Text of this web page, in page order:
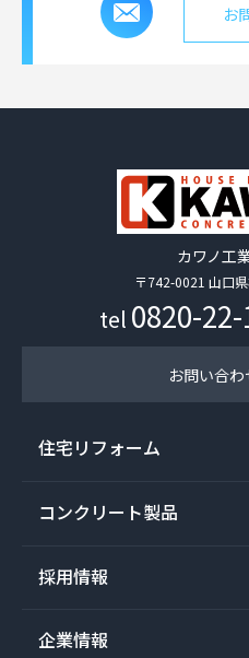
お
カワノ工
〒742-0021 山口
tel 0820-
お問い合
住宅リフォーム
コンクリート製品
採用情報
企業情報